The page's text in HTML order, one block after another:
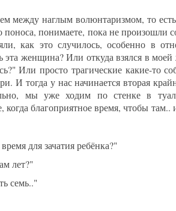
между наглым волюнтаризмом, то
понимаете, пока не произошли
как это случилось, особенно в
эта женщина? Или откуда взялся в
Или просто трагические какие-то
И тогда у нас начинается вторая
мы уже ходим по стенке в
когда благоприятное время, чтобы там..
для зачатия ребёнка?"
лет?"
семь.."